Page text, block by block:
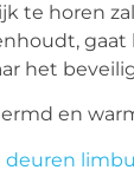
te horen
gaat
het
en
deuren